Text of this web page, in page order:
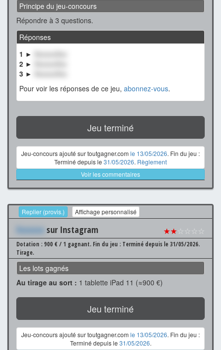
Principe du jeu-concours
Répondre à 3 questions.
Réponses
1 ►
XxxxxxXxx
2 ►
3 ►
Pour voir les réponses de ce jeu, abonnez-vous.
Jeu terminé
Jeu-concours ajouté sur toutgagner.com le 13/05/2026. Fin du jeu :
Terminé depuis le 31/05/2026. Règlement
Voir les commentaires
Replier (provis.) Affichage personnalisé
Xxxxxxx sur Instagram ★★☆☆☆☆
Dotation : 900 € / 1 gagnant. Fin du jeu : Terminé depuis le 31/05/2026.
Tirage.
Les lots gagnés
Au tirage au sort : 1 tablette iPad 11 (≈900 €)
Jeu terminé
Jeu-concours ajouté sur toutgagner.com le 13/05/2026. Fin du jeu :
Terminé depuis le 31/05/2026.